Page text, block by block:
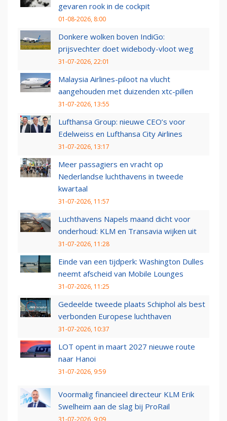
gevaren rook in de cockpit
01-08-2026, 8:00
Donkere wolken boven IndiGo:
prijsvechter doet widebody-vloot weg
31-07-2026, 22:01
Malaysia Airlines-piloot na vlucht
aangehouden met duizenden xtc-pillen
31-07-2026, 13:55
Lufthansa Group: nieuwe CEO’s voor
Edelweiss en Lufthansa City Airlines
31-07-2026, 13:17
Meer passagiers en vracht op
Nederlandse luchthavens in tweede
kwartaal
31-07-2026, 11:57
Luchthavens Napels maand dicht voor
onderhoud: KLM en Transavia wijken uit
31-07-2026, 11:28
Einde van een tijdperk: Washington Dulles
neemt afscheid van Mobile Lounges
31-07-2026, 11:25
Gedeelde tweede plaats Schiphol als best
verbonden Europese luchthaven
31-07-2026, 10:37
LOT opent in maart 2027 nieuwe route
naar Hanoi
31-07-2026, 9:59
Voormalig financieel directeur KLM Erik
Swelheim aan de slag bij ProRail
31-07-2026, 9:09